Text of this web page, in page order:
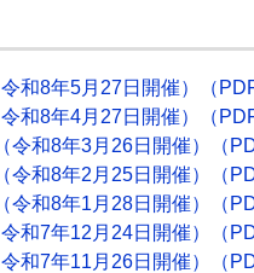
和8年5月27日開催）（
和8年4月27日開催）（
令和8年3月26日開催）（
令和8年2月25日開催）（
令和8年1月28日開催）（
和7年12月24日開催）（
和7年11月26日開催）（